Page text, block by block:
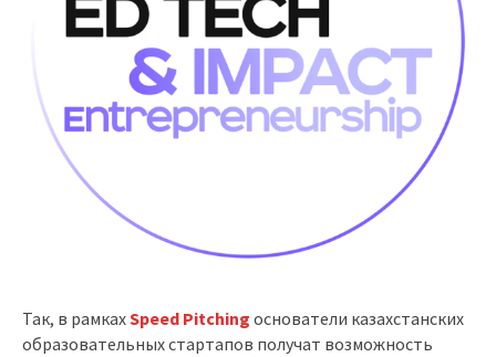
Так, в рамкахSpeed Pitching основатели казахстанских
образовательных стартапов получат возможность